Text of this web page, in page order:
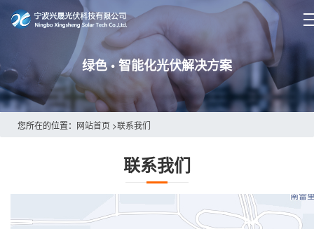
绿色 • 智能化光伏解决方案
您所在的位置： 网站首页 >联系我们
联系我们